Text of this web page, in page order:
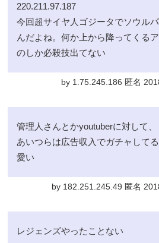
220.211.97.187
今回超サイヤ人ゴジータでソウル
んだよね。何か上から降ってくる
のしか必殺技出てない
by 1.75.245.186 匿名
管理人さんとかyoutuberに対して、
あいつらは広告収入でガチャして
愛い
by 182.251.245.49 匿名
レジェンズやったことない